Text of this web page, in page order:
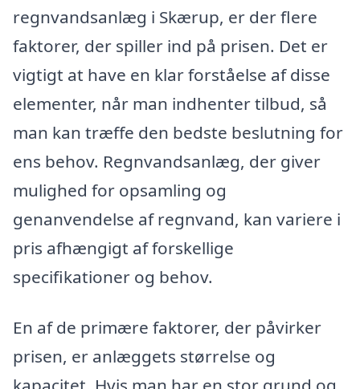
regnvandsanlæg i Skærup, er der flere
faktorer, der spiller ind på prisen. Det er
vigtigt at have en klar forståelse af disse
elementer, når man indhenter tilbud, så
man kan træffe den bedste beslutning for
ens behov. Regnvandsanlæg, der giver
mulighed for opsamling og
genanvendelse af regnvand, kan variere i
pris afhængigt af forskellige
specifikationer og behov.
En af de primære faktorer, der påvirker
prisen, er anlæggets størrelse og